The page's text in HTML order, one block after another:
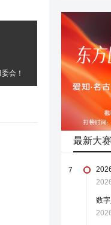
会！
最新大赛
7
数